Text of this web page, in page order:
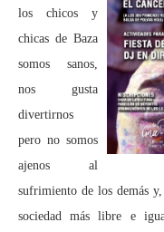
los chicos y
chicas de Baza
somos sanos,
nos gusta
divertirnos
pero no somos
ajenos al
sufrimiento de los demás
sociedad más libre e